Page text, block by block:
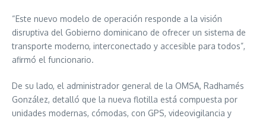
“Este nuevo modelo de operación responde a la visión
disruptiva del Gobierno dominicano de ofrecer un sistema de
transporte moderno, interconectado y accesible para todos”,
afirmó el funcionario.
De su lado, el administrador general de la OMSA, Radhamés
González, detalló que la nueva flotilla está compuesta por
unidades modernas, cómodas, con GPS, videovigilancia y